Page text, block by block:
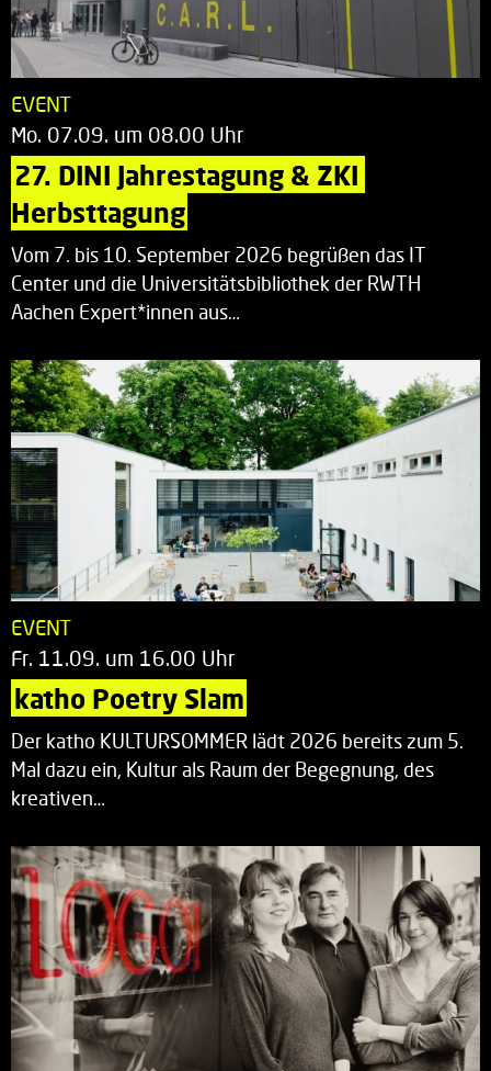
EVENT
Mo. 07.09. um 08.00 Uhr
27. DINI Jahrestagung & ZKI
Herbsttagung
Vom 7. bis 10. September 2026 begrüßen das IT
Center und die Universitätsbibliothek der RWTH
Aachen Expert*innen aus…
EVENT
Fr. 11.09. um 16.00 Uhr
katho Poetry Slam
Der katho KULTURSOMMER lädt 2026 bereits zum 5.
Mal dazu ein, Kultur als Raum der Begegnung, des
kreativen…